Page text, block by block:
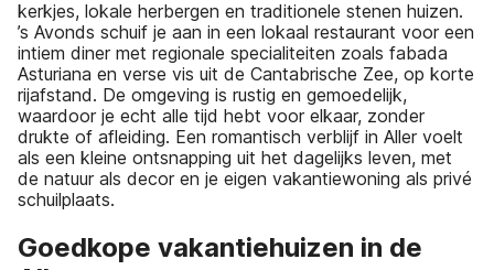
kerkjes, lokale herbergen en traditionele stenen huizen.
’s Avonds schuif je aan in een lokaal restaurant voor een
intiem diner met regionale specialiteiten zoals fabada
Asturiana en verse vis uit de Cantabrische Zee, op korte
rijafstand. De omgeving is rustig en gemoedelijk,
waardoor je echt alle tijd hebt voor elkaar, zonder
drukte of afleiding. Een romantisch verblijf in Aller voelt
als een kleine ontsnapping uit het dagelijks leven, met
de natuur als decor en je eigen vakantiewoning als privé
schuilplaats.
Goedkope vakantiehuizen in de